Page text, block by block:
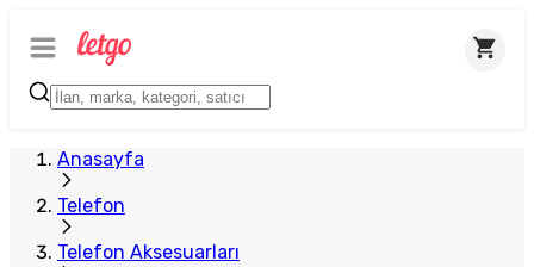
Anasayfa
Telefon
Telefon Aksesuarları